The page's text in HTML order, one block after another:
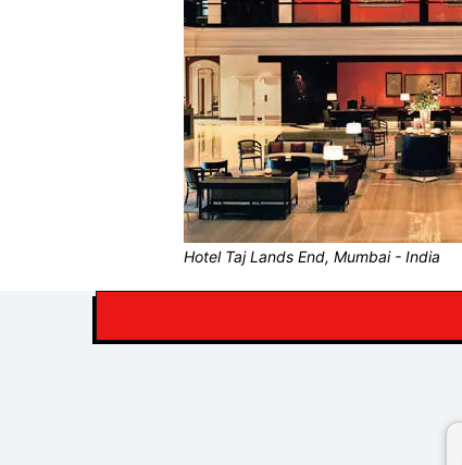
Hotel Taj Lands End, Mumbai - India